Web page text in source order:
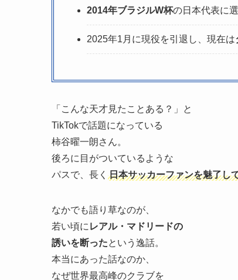
2014年ブラジルW杯の日本代表に
2025年1月に現役を引退し、現在は
「こんな天才見たことある？」と
TikTokで話題になっている
柿谷曜一朗さん。
後ろに目がついているような
パスで、長く 日本サッカーファンを魅了し
なかでも語り草なのが、
若い頃に レアル・マドリードの
誘いを断ったという逸話。
本当にあった話なのか、
なぜ世界最高峰のクラブを